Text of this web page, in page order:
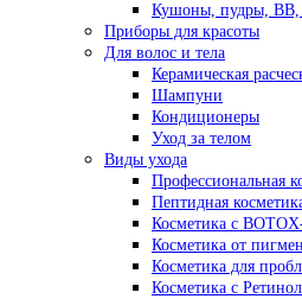
Кушоны, пудры,
Приборы для красоты
Для волос и тела
Керамическая
Шампуни
Кондиционеры
Уход за телом
Виды ухода
Профессиональная
Пептидная
Косметика с
Косметика от
Косметика для
Косметика с